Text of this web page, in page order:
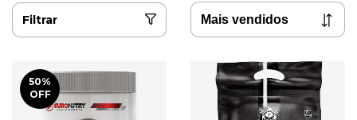
Filtrar
50%
OFF